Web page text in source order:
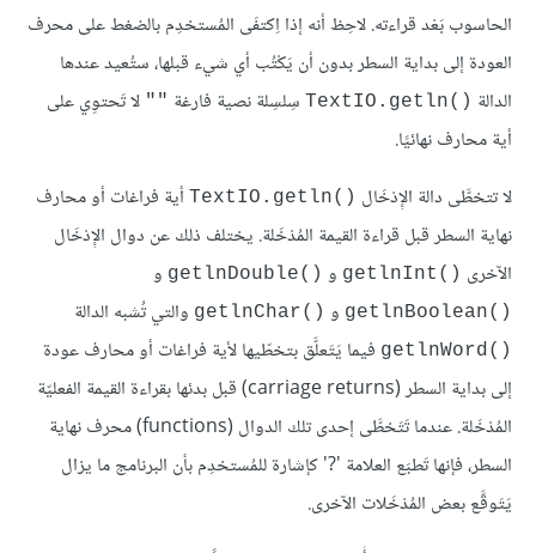
الحاسوب بَعْد قراءته. لاحِظ أنه إذا اِكتفَى المُستخدِم بالضغط على محرف
العودة إلى بداية السطر بدون أن يَكْتُب أي شيء قبلها، ستُعيد عندها
الدالة TextIO.getln()‎ سِلسِلة نصية فارغة "" لا تَحتوِي على
أية محارف نهائيًا.
لا تتخطَّى دالة الإِدْخَال TextIO.getln()‎ أية فراغات أو محارف
نهاية السطر قبل قراءة القيمة المُدْخَلة. يختلف ذلك عن دوال الإِدْخَال
الآخرى getlnInt()‎ و getlnDouble()‎ و
getlnBoolean()‎ و getlnChar()‎ والتي تُشبه الدالة
getlnWord()‎ فيما يَتَعلَّق بتخطّيها لأية فراغات أو محارف عودة
إلى بداية السطر (carriage returns) قبل بدئها بقراءة القيمة الفعليّة
المُدْخَلة. عندما تَتَخطَّى إحدى تلك الدوال (functions) محرف نهاية
السطر، فإنها تَطبَع العلامة '?' كإشارة للمُستخدِم بأن البرنامج ما يزال
يَتَوقَّع بعض المُدْخَلات الآخرى.